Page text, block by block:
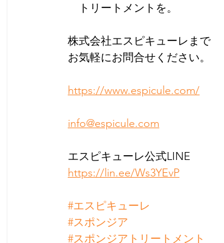
トリートメントを。
株式会社エスピキューレまで
お気軽にお問合せください。
https://www.espicule.com/
info@espicule.com
エスピキューレ公式LINE
https://lin.ee/Ws3YEvP
#エスピキューレ
#スポンジア
#スポンジアトリートメント